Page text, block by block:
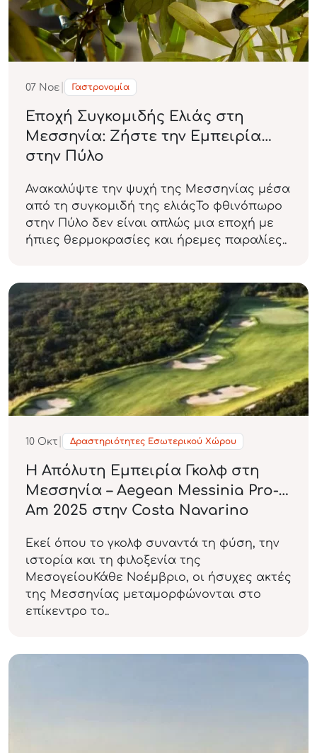
07 Νοε Γαστρονομία
Εποχή Συγκομιδής Ελιάς στη
Μεσσηνία: Ζήστε την Εμπειρία
στην Πύλο
Ανακαλύψτε την ψυχή της Μεσσηνίας μέσα
από τη συγκομιδή της ελιάςΤο φθινόπωρο
στην Πύλο δεν είναι απλώς μια εποχή με
ήπιες θερμοκρασίες και ήρεμες παραλίες..
10 Οκτ Δραστηριότητες Εσωτερικού Χώρου
Η Απόλυτη Εμπειρία Γκολφ στη
Μεσσηνία – Aegean Messinia Pro-
Am 2025 στην Costa Navarino
Εκεί όπου το γκολφ συναντά τη φύση, την
ιστορία και τη φιλοξενία της
ΜεσογείουΚάθε Νοέμβριο, οι ήσυχες ακτές
της Μεσσηνίας μεταμορφώνονται στο
επίκεντρο το..